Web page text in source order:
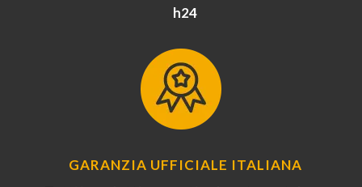
h24
GARANZIA UFFICIALE ITALIANA